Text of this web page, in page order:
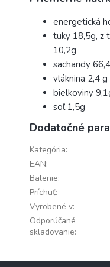
energetická
tuky 18,5g, z
10,2g
sacharidy
vláknina 2,4 g
bielkoviny
soľ 1,5g
Dodatočné
Kategória:
EAN:
Balenie:
Príchuť:
Vyrobené v:
Odporúčané
skladovanie: